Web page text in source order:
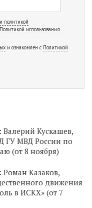
политикой
Политикой использования
и ознакомлен с Политикой
Кускашев,
ГУ МВД России по
(от 8 ноября)
Казаков,
движения
в ИСКХ» (от 7